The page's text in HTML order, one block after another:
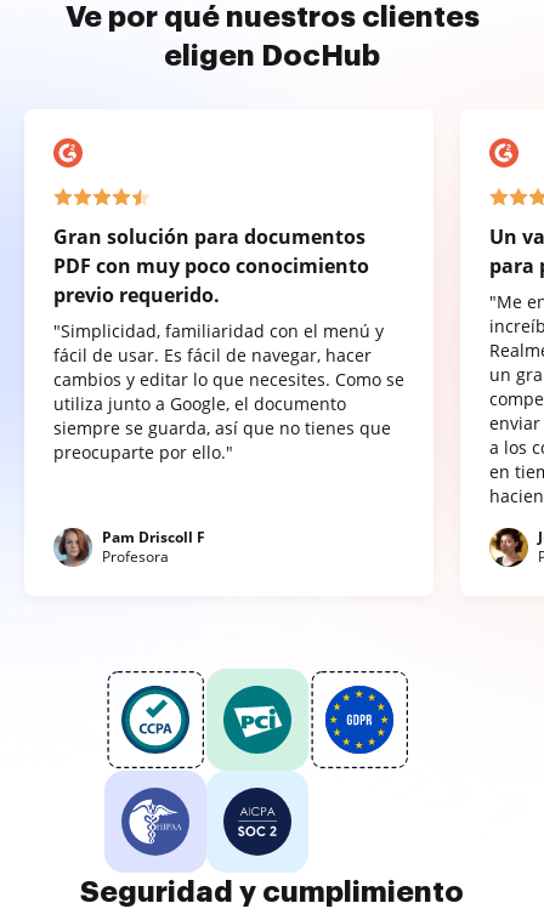
Ve por qué nuestros clientes
eligen DocHub
Gran solución para documentos
PDF con muy poco conocimiento
previo requerido.
"Simplicidad, familiaridad con el menú y
fácil de usar. Es fácil de navegar, hacer
cambios y editar lo que necesites. Como se
utiliza junto a Google, el documento
siempre se guarda, así que no tienes que
preocuparte por ello."
Pam Driscoll F
Profesora
Un
para
"Me
un
a los
en
Seguridad y cumplimiento